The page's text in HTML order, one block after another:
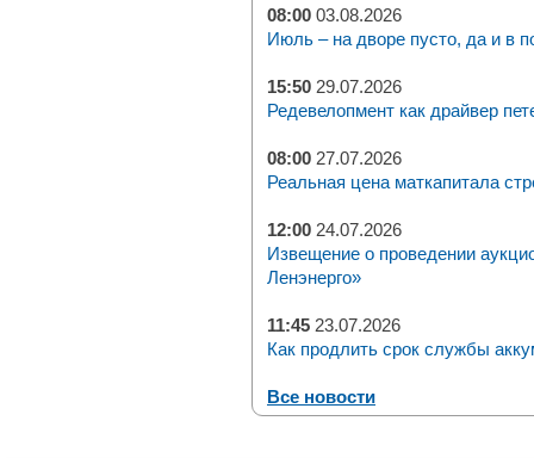
08:00 03.08.2026
Июль – на дворе пусто, да и в
15:50 29.07.2026
Редевелопмент как драйвер
08:00 27.07.2026
Реальная цена маткапитала
12:00 24.07.2026
Извещение о проведении
Ленэнерго»
11:45 23.07.2026
Как продлить срок службы
Все новости